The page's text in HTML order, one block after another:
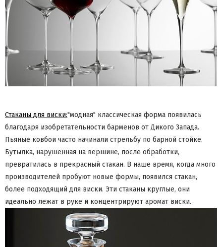
Стаканы для виски:"модная" классическая форма появилась
благодаря изобретательности барменов от Дикого Запада.
Пьяные ковбои часто начинали стрельбу по барной стойке.
Бутылка, нарушенная на вершине, после обработки,
превратилась в прекрасный стакан. В наше время, когда много
производителей пробуют новые формы, появился стакан,
более подходящий для виски. Эти стаканы круглые, они
идеально лежат в руке и концентрируют аромат виски.